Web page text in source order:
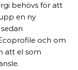
behövs för att
en ny
och om
att el som